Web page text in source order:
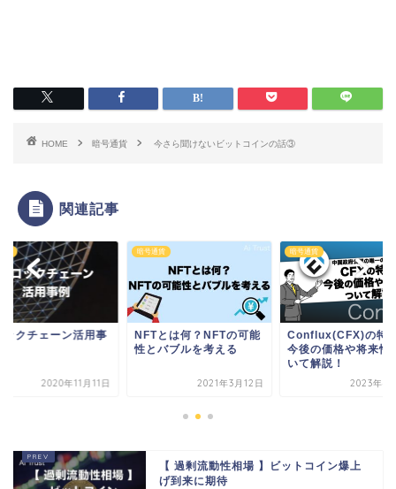
HOME 暗号通貨 今さら聞けないビットコインの話③
関連記事
ックチェーン活用事
2020年11月11日
暗号通貨
NFTとは何？NFTの可能
性とバブルを考える
2021年3月12日
暗号通貨
Conflux(CFX)の特
今後の価格や将来性
いて解説！
2023年4
【 過剰流動性相場 】ビットコイン爆上
げ到来に期待